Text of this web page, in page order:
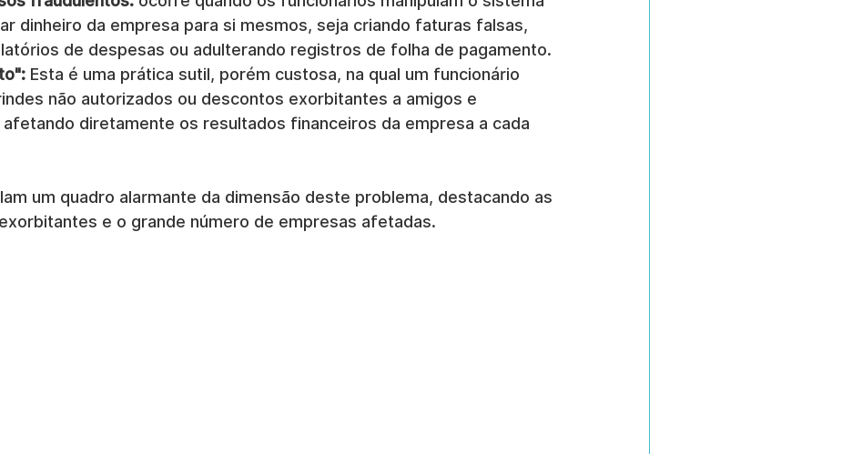
dinheiro da empresa para si mesmos, seja criando faturas falsas,
de despesas ou adulterando registros de folha de pagamento.
Esta é uma prática sutil, porém custosa, na qual um funcionário
não autorizados ou descontos exorbitantes a amigos e
diretamente os resultados financeiros da empresa a cada
um quadro alarmante da dimensão deste problema, destacando as
e o grande número de empresas afetadas.